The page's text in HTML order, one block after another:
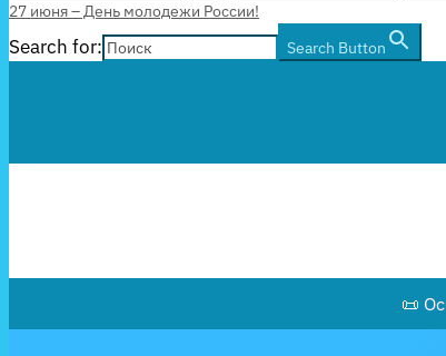
27 июня – День молодежи России!
Search for: Search Button
📜